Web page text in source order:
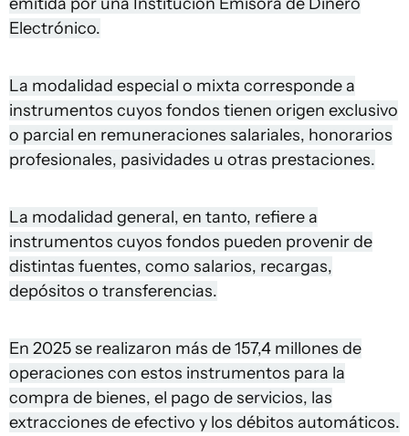
Electrónico.
La modalidad especial o mixta corresponde a
instrumentos cuyos fondos tienen origen exclusivo
o parcial en remuneraciones salariales, honorarios
profesionales, pasividades u otras prestaciones.
La modalidad general, en tanto, refiere a
instrumentos cuyos fondos pueden provenir de
distintas fuentes, como salarios, recargas,
depósitos o transferencias.
En 2025 se realizaron más de 157,4 millones de
operaciones con estos instrumentos para la
compra de bienes, el pago de servicios, las
extracciones de efectivo y los débitos automáticos.